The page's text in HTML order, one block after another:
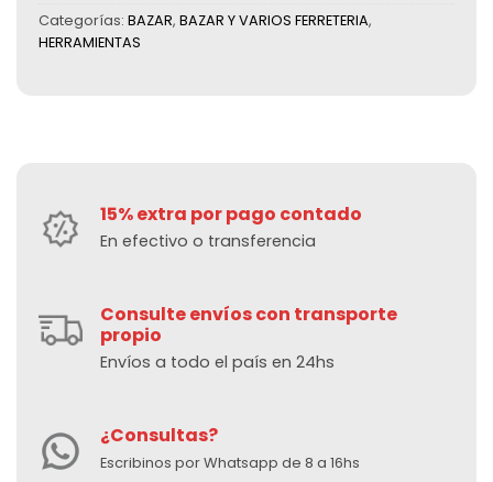
Categorías: BAZAR, BAZAR Y VARIOS FERRETERIA,
HERRAMIENTAS
15% extra por pago contado
En efectivo o transferencia
Consulte envíos con transporte
propio
Envíos a todo el país en 24hs
¿Consultas?
Escribinos por Whatsapp de 8 a 16hs